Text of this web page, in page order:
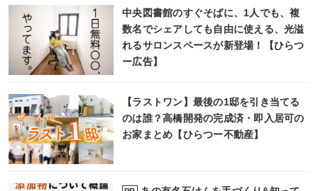
中央図書館のすぐそばに、1人でも、複
数名でシェアしても自由に使える、光溢
れるサロンスペースが新登場！【ひらつ
ー広告】
【ラストワン】最後の1邸を引き当てる
のは誰？高橋開発の完成済・即入居可の
お家まとめ【ひらつー不動産】